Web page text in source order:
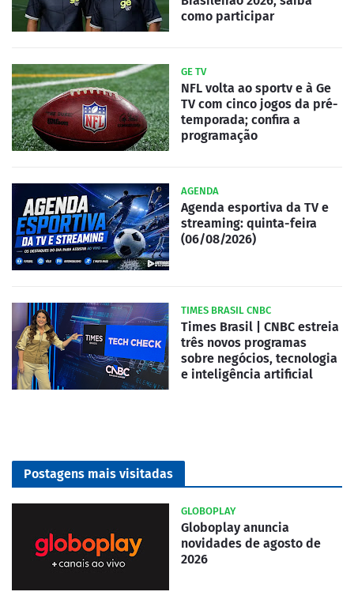
como participar
GE TV
NFL volta ao sportv e à Ge
TV com cinco jogos da pré-
temporada; confira a
programação
AGENDA
Agenda esportiva da TV e
streaming: quinta-feira
(06/08/2026)
TIMES BRASIL CNBC
Times Brasil | CNBC estreia
três novos programas
sobre negócios, tecnologia
e inteligência artificial
Postagens mais visitadas
GLOBOPLAY
Globoplay anuncia
novidades de agosto de
2026